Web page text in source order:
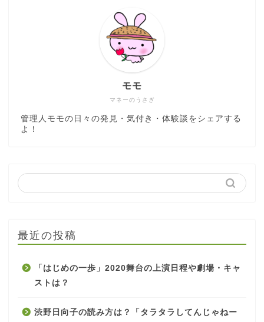
マネーのうさぎ
モモ
管理人モモの日々の発見・気付き・体験談をシェアする
よ！
最近の投稿
「はじめの一歩」2020舞台の上演日程や劇場・キャ
ストは？
渋野日向子の読み方は？「タラタラしてんじゃねー